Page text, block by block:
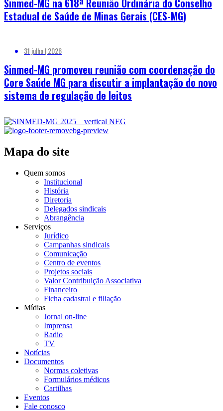
Sinmed-MG na 618ª Reunião Ordinária do Conselho
Estadual de Saúde de Minas Gerais (CES-MG)
31 julho | 2026
Sinmed-MG promoveu reunião com coordenação do
Core Saúde MG para discutir a implantação do novo
sistema de regulação de leitos
Mapa do site
Quem somos
Institucional
História
Diretoria
Delegados sindicais
Abrangência
Serviços
Jurídico
Campanhas sindicais
Comunicação
Centro de eventos
Projetos sociais
Valor Contribuição Associativa
Financeiro
Ficha cadastral e filiação
Mídias
Jornal on-line
Imprensa
Radio
TV
Notícias
Documentos
Normas coletivas
Formulários médicos
Cartilhas
Eventos
Fale conosco